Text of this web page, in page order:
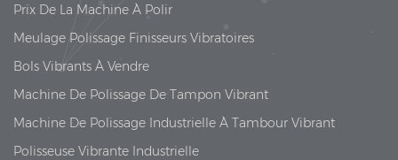
Prix De La Machine À Polir
Meulage Polissage Finisseurs Vibratoires
Bols Vibrants À Vendre
Machine De Polissage De Tampon Vibrant
Machine De Polissage Industrielle À Tambour Vibrant
Polisseuse Vibrante Industrielle